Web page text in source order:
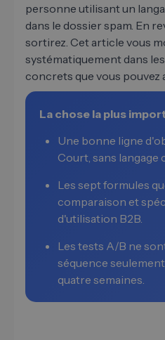
personne utilisant un
dans le dossier spam. En
sortirez. Cet article vous
systématiquement dans
concrets que vous pouvez
La chose la plus
Une bonne ligne
Court, sans langage
Les sept formules
comparaison et
d'utilisation B2B.
Les tests A/B ne
séquence
quatre semaines.